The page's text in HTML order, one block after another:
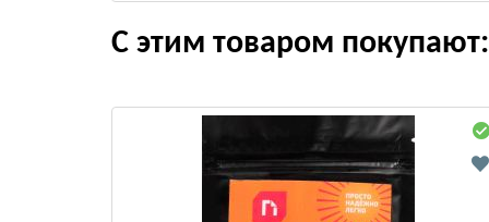
С этим товаром покупают: